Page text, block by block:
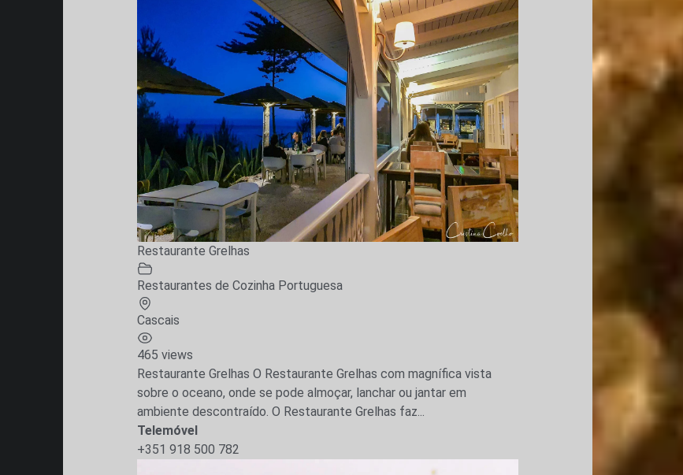
Restaurante Grelhas
Restaurantes de Cozinha Portuguesa
Cascais
465 views
Restaurante Grelhas O Restaurante Grelhas com magnífica vista
sobre o oceano, onde se pode almoçar, lanchar ou jantar em
ambiente descontraído. O Restaurante Grelhas faz...
Telemóvel
+351 918 500 782